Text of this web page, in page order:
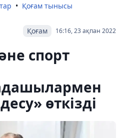
Қоғам тынысы
16:16, 23 ақпан 2022
Қоғам
спорт
өткізді